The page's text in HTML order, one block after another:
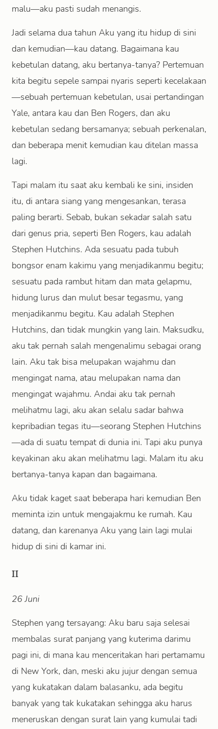
malu—aku pasti sudah menangis.
Jadi selama dua tahun Aku yang itu hidup di sini
dan kemudian—kau datang. Bagaimana kau
kebetulan datang, aku bertanya-tanya? Pertemuan
kita begitu sepele sampai nyaris seperti kecelakaan
—sebuah pertemuan kebetulan, usai pertandingan
Yale, antara kau dan Ben Rogers, dan aku
kebetulan sedang bersamanya; sebuah perkenalan,
dan beberapa menit kemudian kau ditelan massa
lagi.
Tapi malam itu saat aku kembali ke sini, insiden
itu, di antara siang yang mengesankan, terasa
paling berarti. Sebab, bukan sekadar salah satu
dari genus pria, seperti Ben Rogers, kau adalah
Stephen Hutchins. Ada sesuatu pada tubuh
bongsor enam kakimu yang menjadikanmu begitu;
sesuatu pada rambut hitam dan mata gelapmu,
hidung lurus dan mulut besar tegasmu, yang
menjadikanmu begitu. Kau adalah Stephen
Hutchins, dan tidak mungkin yang lain. Maksudku,
aku tak pernah salah mengenalimu sebagai orang
lain. Aku tak bisa melupakan wajahmu dan
mengingat nama, atau melupakan nama dan
mengingat wajahmu. Andai aku tak pernah
melihatmu lagi, aku akan selalu sadar bahwa
kepribadian tegas itu—seorang Stephen Hutchins
—ada di suatu tempat di dunia ini. Tapi aku punya
keyakinan aku akan melihatmu lagi. Malam itu aku
bertanya-tanya kapan dan bagaimana.
Aku tidak kaget saat beberapa hari kemudian Ben
meminta izin untuk mengajakmu ke rumah. Kau
datang, dan karenanya Aku yang lain lagi mulai
hidup di sini di kamar ini.
II
26 Juni
Stephen yang tersayang: Aku baru saja selesai
membalas surat panjang yang kuterima darimu
pagi ini, di mana kau menceritakan hari pertamamu
di New York, dan, meski aku jujur dengan semua
yang kukatakan dalam balasanku, ada begitu
banyak yang tak kukatakan sehingga aku harus
meneruskan dengan surat lain yang kumulai tadi